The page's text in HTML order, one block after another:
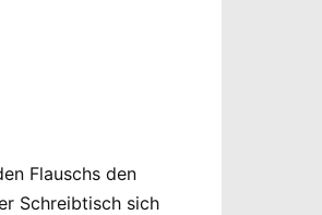
Flauschs den
Schreibtisch sich